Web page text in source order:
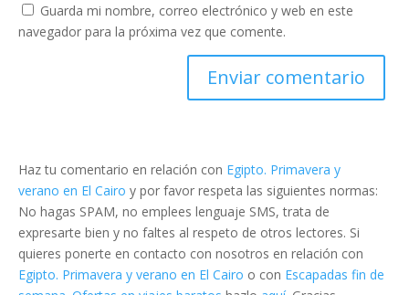
Guarda mi nombre, correo electrónico y web en este
navegador para la próxima vez que comente.
Haz tu comentario en relación con Egipto. Primavera y
verano en El Cairo y por favor respeta las siguientes normas:
No hagas SPAM, no emplees lenguaje SMS, trata de
expresarte bien y no faltes al respeto de otros lectores. Si
quieres ponerte en contacto con nosotros en relación con
Egipto. Primavera y verano en El Cairo o con Escapadas fin de